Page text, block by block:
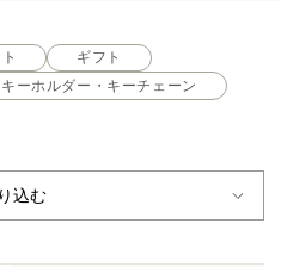
ギフト
キーホルダー・キーチェーン
込む